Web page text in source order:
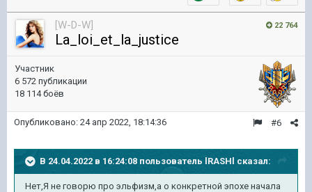
22 764
[W-D-W]
La_loi_et_la_justice
Участник
6 572 публикации
18 114 боёв
#6
Опубликовано: 24 апр 2022, 18:14:36
В 24.04.2022 в 16:24:08 пользователь lRASHl сказал:
Нет,Я не говорю про эльфизм,а о конкретной эпохе начала